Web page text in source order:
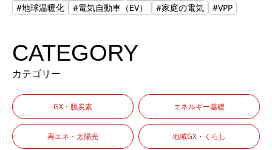
#地球温暖化
#電気自動車（EV） #家庭の電気 #VPP
CATEGORY
カテゴリー
GX・脱炭素 エネルギー基礎
再エネ・太陽光 地域GX・くらし